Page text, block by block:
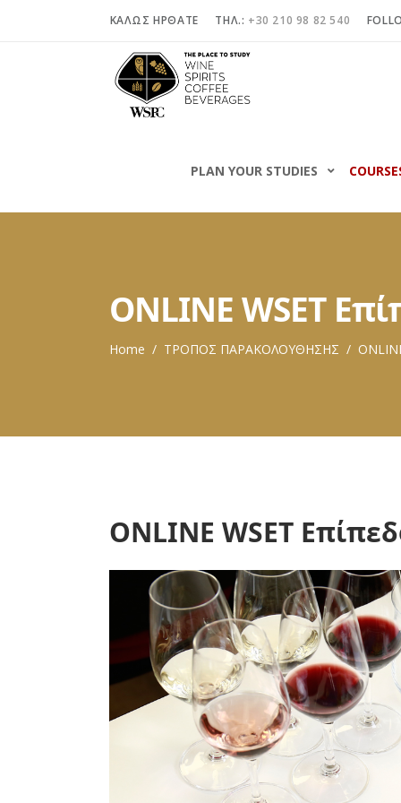
ΚΑΛΩΣ ΗΡΘΑΤΕ ΤΗΛ.: +30 210 98 82 540
PLAN YOUR STUDIES
ONLINE WSET
Home / ΤΡΟΠΟΣ ΠΑΡΑΚΟΛΟΥΘΗΣΗΣ /
ONLINE WSET